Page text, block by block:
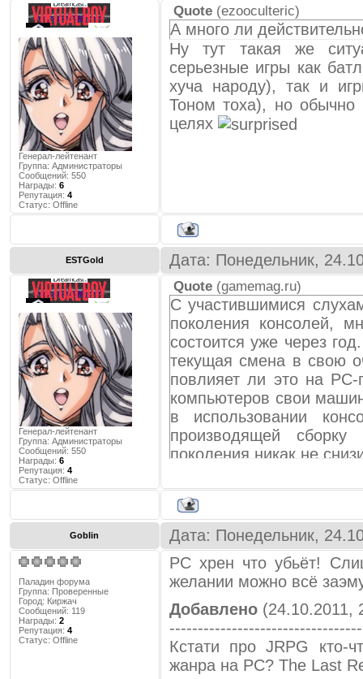
журналистов...." мне
или через скайп послать
сам "журналист хлебного
игру,когда сама она
перделок.
Чем мне нравятся
выпущенные
своими стараниями на
это уже на компьютере и
используют уже реально
тем что саму игру они
И из этого следует что
компьютерной платформе
они не видят тот
которой можно создать
взять движок игры и
компьютерная игра
кипения .....об этом
говорили ).
правильно ли я свою
коментариев и ответов на
предупреждение для тех
в коментариях не
приветствуются
Генерал-лейтенант
Группа: Администраторы
Сообщений: 550
Награды: 6
Репутация: 4
Статус: Offline
Quote (ezooculteric)
А много ли
Ну тут такая же
серьезные игры как
хуча народу), так и
Тоном тоха), но обычно
целях
ESTGold Дата: Понедельник,
Генерал-лейтенант
Группа: Администраторы
Сообщений: 550
Награды: 6
Репутация: 4
Статус: Offline
Quote (gamemag.ru)
С участившимися
поколения консолей,
состоится уже через
текущая смена в свою
повлияет ли это на
компьютеров свои
в использовании
производящей сборку
поколения никак не
"Сегодня многие
компьютерами и
цену. И PC-комьюнити
Мы не думаем, что
нашем бизнесе и снизит
Буквально месяц
предсказали "смерть
2005 год, когда то же
рынок Xbox 360 и
Goblin Дата: Понедельник,
Паладин форума
Группа: Проверенные
Город: Киржач
Сообщений: 119
Награды: 2
Репутация: 4
Статус: Offline
PC хрен что убьёт!
желании можно всё
Добавлено (24.10.2011,
Кстати про JRPG кто-
жанра на PC? The Last